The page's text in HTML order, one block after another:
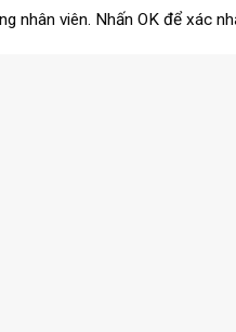
nhân viên. Nhấn OK để xác